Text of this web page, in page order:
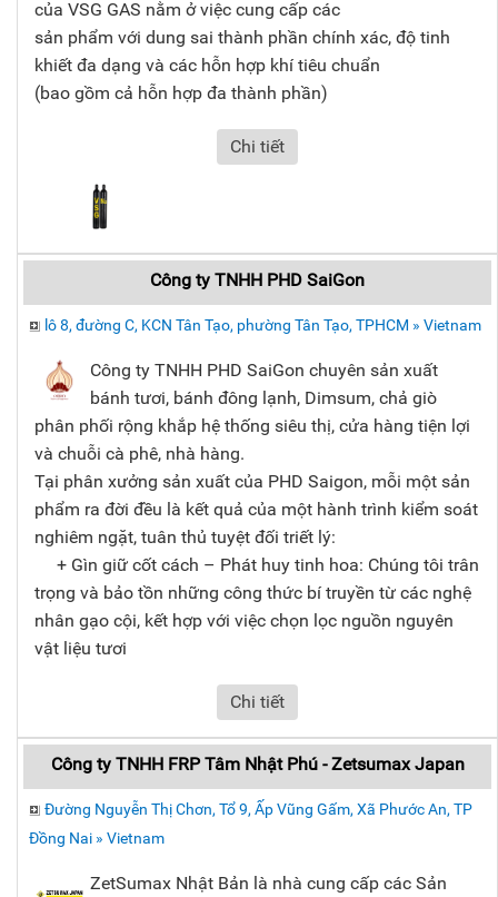
của VSG GAS nằm ở việc cung cấp các
sản phẩm với dung sai thành phần chính xác, độ tinh
khiết đa dạng và các hỗn hợp khí tiêu chuẩn
(bao gồm cả hỗn hợp đa thành phần)
Chi tiết
Công ty TNHH PHD SaiGon
lô 8, đường C, KCN Tân Tạo, phường Tân Tạo, TPHCM » Vietnam
Công ty TNHH PHD SaiGon chuyên sản xuất
bánh tươi, bánh đông lạnh, Dimsum, chả giò
phân phối rộng khắp hệ thống siêu thị, cửa hàng tiện lợi
và chuỗi cà phê, nhà hàng.
Tại phân xưởng sản xuất của PHD Saigon, mỗi một sản
phẩm ra đời đều là kết quả của một hành trình kiểm soát
nghiêm ngặt, tuân thủ tuyệt đối triết lý:
+ Gìn giữ cốt cách – Phát huy tinh hoa: Chúng tôi trân
trọng và bảo tồn những công thức bí truyền từ các nghệ
nhân gạo cội, kết hợp với việc chọn lọc nguồn nguyên
vật liệu tươi
Chi tiết
Công ty TNHH FRP Tâm Nhật Phú - Zetsumax Japan
Đường Nguyễn Thị Chơn, Tổ 9, Ấp Vũng Gấm, Xã Phước An, TP
Đồng Nai » Vietnam
ZetSumax Nhật Bản là nhà cung cấp các Sản